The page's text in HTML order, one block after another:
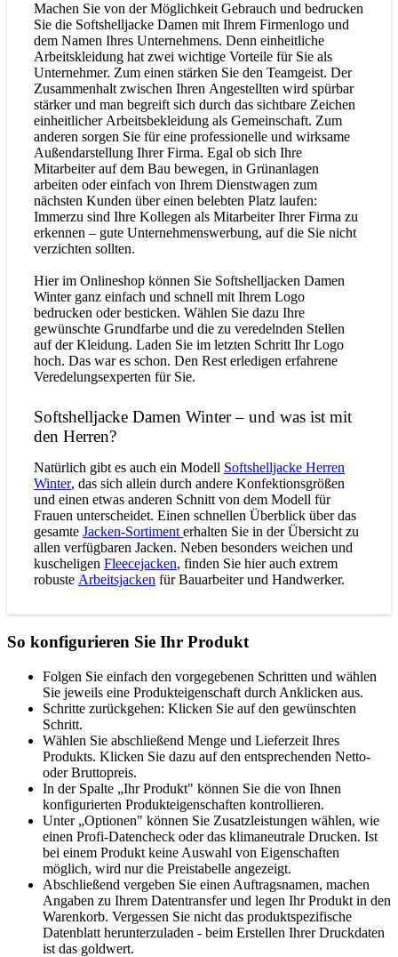
Machen Sie von der Möglichkeit Gebrauch und bedrucken
Sie die Softshelljacke Damen mit Ihrem Firmenlogo und
dem Namen Ihres Unternehmens. Denn einheitliche
Arbeitskleidung hat zwei wichtige Vorteile für Sie als
Unternehmer. Zum einen stärken Sie den Teamgeist. Der
Zusammenhalt zwischen Ihren Angestellten wird spürbar
stärker und man begreift sich durch das sichtbare Zeichen
einheitlicher Arbeitsbekleidung als Gemeinschaft. Zum
anderen sorgen Sie für eine professionelle und wirksame
Außendarstellung Ihrer Firma. Egal ob sich Ihre
Mitarbeiter auf dem Bau bewegen, in Grünanlagen
arbeiten oder einfach von Ihrem Dienstwagen zum
nächsten Kunden über einen belebten Platz laufen:
Immerzu sind Ihre Kollegen als Mitarbeiter Ihrer Firma zu
erkennen – gute Unternehmenswerbung, auf die Sie nicht
verzichten sollten.
Hier im Onlineshop können Sie Softshelljacken Damen
Winter ganz einfach und schnell mit Ihrem Logo
bedrucken oder besticken. Wählen Sie dazu Ihre
gewünschte Grundfarbe und die zu veredelnden Stellen
auf der Kleidung. Laden Sie im letzten Schritt Ihr Logo
hoch. Das war es schon. Den Rest erledigen erfahrene
Veredelungsexperten für Sie.
Softshelljacke Damen Winter – und was ist mit
den Herren?
Natürlich gibt es auch ein Modell Softshelljacke Herren
Winter, das sich allein durch andere Konfektionsgrößen
und einen etwas anderen Schnitt von dem Modell für
Frauen unterscheidet. Einen schnellen Überblick über das
gesamte Jacken-Sortiment erhalten Sie in der Übersicht zu
allen verfügbaren Jacken. Neben besonders weichen und
kuscheligen Fleecejacken, finden Sie hier auch extrem
robuste Arbeitsjacken für Bauarbeiter und Handwerker.
So konfigurieren Sie Ihr Produkt
Folgen Sie einfach den vorgegebenen Schritten und wählen
Sie jeweils eine Produkteigenschaft durch Anklicken aus.
Schritte zurückgehen: Klicken Sie auf den gewünschten
Schritt.
Wählen Sie abschließend Menge und Lieferzeit Ihres
Produkts. Klicken Sie dazu auf den entsprechenden Netto-
oder Bruttopreis.
In der Spalte „Ihr Produkt" können Sie die von Ihnen
konfigurierten Produkteigenschaften kontrollieren.
Unter „Optionen" können Sie Zusatzleistungen wählen, wie
einen Profi-Datencheck oder das klimaneutrale Drucken. Ist
bei einem Produkt keine Auswahl von Eigenschaften
möglich, wird nur die Preistabelle angezeigt.
Abschließend vergeben Sie einen Auftragsnamen, machen
Angaben zu Ihrem Datentransfer und legen Ihr Produkt in den
Warenkorb. Vergessen Sie nicht das produktspezifische
Datenblatt herunterzuladen - beim Erstellen Ihrer Druckdaten
ist das goldwert.